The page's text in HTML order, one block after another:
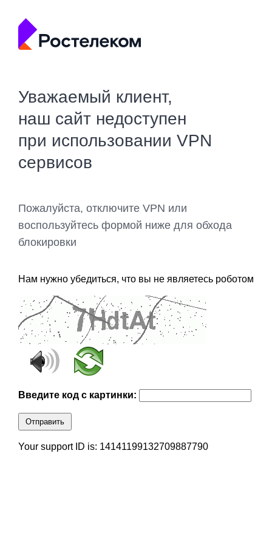
Уважаемый клиент,
наш сайт недоступен
при использовании VPN
сервисов
Пожалуйста, отключите VPN или
воспользуйтесь формой ниже для обхода
блокировки
Нам нужно убедиться, что вы не являетесь роботом
Введите код с картинки:
Отправить
Your support ID is: 14141199132709887790